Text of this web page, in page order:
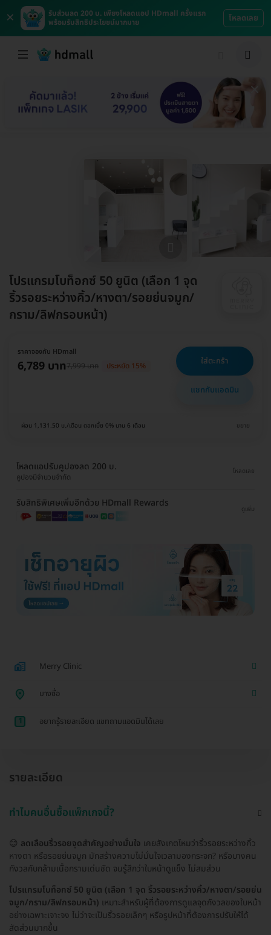
×
รับส่วนลด 200 บ. เพียงโหลดแอป HDmall ครั้งแรก
พร้อมรับสิทธิประโยชน์มากมาย
โหลดเลย
โปรแกรมโบท็อกซ์ 50 ยูนิต (เลือก 1 จุด
ริ้วรอยระหว่างคิ้ว/หางตา/รอยย่นจมูก/
กราม/ลิฟกรอบหน้า)
ราคาจองกับ HDmall
6,789 บาท7,999 บาท ประหยัด 15% ใส่ตะกร้า
แชทกับแอดมิน
ผ่อน 1,131.50 บ./เดือน ดอกเบี้ย 0% นาน 6 เดือน ขยาย
โหลดแอปรับคูปองลด 200 บ.
คูปองมีจำนวนจำกัด
โหลดเลย
รับสิทธิพิเศษเพิ่มอีกด้วย HDmall Rewards
ดูเพิ่ม
Merry Clinic
บางซื่อ
1 อยากรู้รายละเอียด แชทถามแอดมินได้เลย
รายละเอียด
ทำไมคนอื่นซื้อแพ็กเกจนี้?
😊 ลดเลือนริ้วรอยจุดสำคัญอย่างมั่นใจ เคยสังเกตไหมว่าริ้วรอยระหว่างคิ้ว
หางตา หรือรอยย่นจมูก มักสร้างความไม่มั่นใจเวลามองกระจก? หรือบางคน
กังวลกับกล้ามเนื้อกรามเด่นชัด จนรู้สึกว่าใบหน้าดูแข็ง ไม่สมส่วน
โปรแกรมโบท็อกซ์ 50 ยูนิต (เลือก 1 จุด ริ้วรอยระหว่างคิ้ว/หางตา/รอยย่น
จมูก/กราม/ลิฟกรอบหน้า) เหมาะสำหรับผู้ที่ต้องการดูแลจุดกังวลของใบหน้า
อย่างเฉพาะเจาะจง ไม่ว่าจะเป็นริ้วรอยเล็กๆ หรือรูปหน้าที่ต้องการปรับให้ได้
สัดส่วนมากขึ้น